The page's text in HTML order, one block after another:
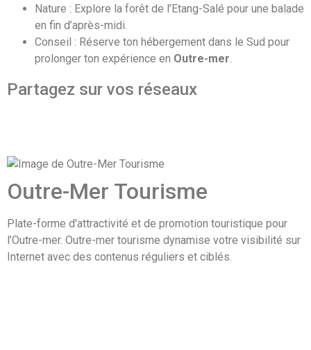
Nature : Explore la forêt de l’Etang-Salé pour une balade
en fin d’après-midi.
Conseil : Réserve ton hébergement dans le Sud pour
prolonger ton expérience en Outre-mer.
Partagez sur vos réseaux
Outre-Mer Tourisme
Plate-forme d'attractivité et de promotion touristique pour
l’Outre-mer. Outre-mer tourisme dynamise votre visibilité sur
Internet avec des contenus réguliers et ciblés.